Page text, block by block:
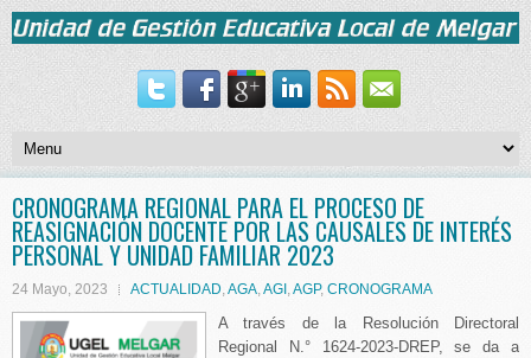
CRONOGRAMA REGIONAL PARA EL PROCESO DE
REASIGNACIÓN DOCENTE POR LAS CAUSALES DE INTERÉS
PERSONAL Y UNIDAD FAMILIAR 2023
24 Mayo, 2023 ACTUALIDAD,AGA,AGI ,AGP, CRONOGRAMA
A través de la Resolución Directoral
Regional N.° 1624-2023-DREP, se da a